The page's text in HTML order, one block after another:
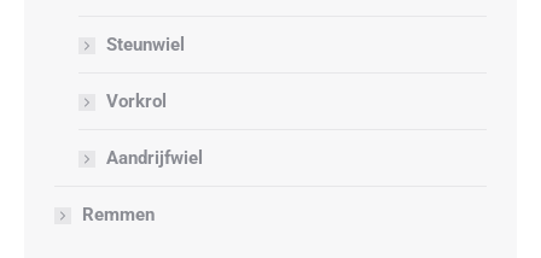
Steunwiel
Vorkrol
Aandrijfwiel
Remmen